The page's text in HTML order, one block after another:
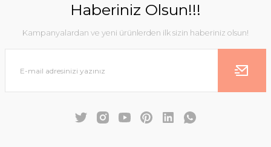
Haberiniz Olsun!!!
Kampanyalardan ve yeni ürünlerden ilk sizin haberiniz olsun!